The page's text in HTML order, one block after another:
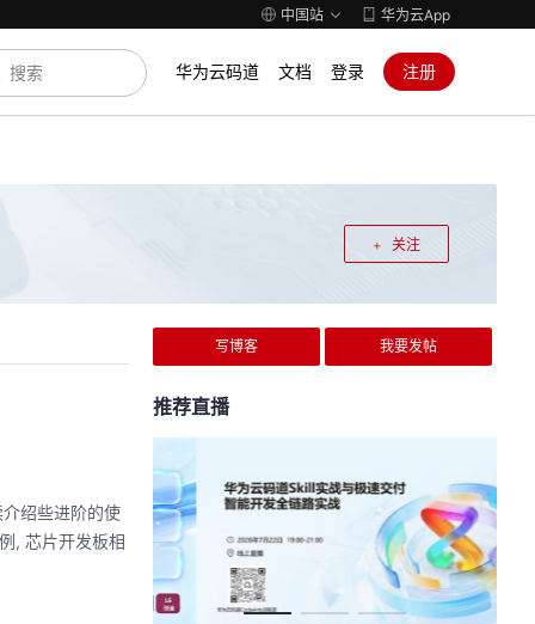
中国站 华为云App
华为云码道 文档 登录 注册
关注
绍些进阶的使
, 芯片开发板相
写博客 我要发帖
推荐直播